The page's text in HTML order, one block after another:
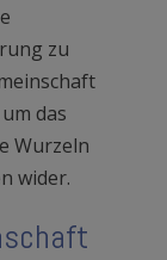
zu
das
Wurzeln
wider.